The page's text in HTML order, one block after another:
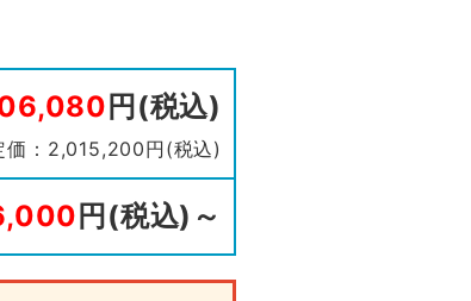
円(税込)
価：2,015,200円(税込)
円(税込)～